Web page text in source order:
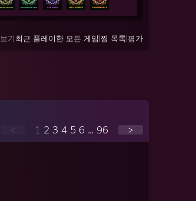
보기최근 플레이한 모든 게임 찜 목록 평가
< 1 2 3 4 5 6 ... 96 >